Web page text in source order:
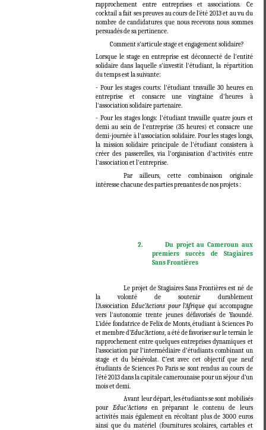
rapprochement entre entreprises et associations. Ce
cocktail a fait ses preuves au cours de l’été 2013 et au vu du
nombre de candidatures que nous recevons nous sommes
persuadés de sa pertinence.
Comment s'articule stage et engagement solidaire?
Lorsque le stage en entreprise est déconnecté de l'entité
solidaire dans laquelle s'investit l'étudiant, la répartition
du temps est la suivante:
- Pour les stages courts: l'étudiant travaille 30 heures en
entreprise et consacre une vingtaine d'heures à
l'association solidaire partenaire.
- Pour les stages longs: l'étudiant travaille quatre jours et
demi au sein de l'entreprise (35 heures) et consacre une
demi-journée à l'association solidaire. Pour les stages longs,
la mission solidaire principale de l'étudiant consistera à
créer des passerelles, via l'organisation d'activités entre
l'association et l'entreprise.
Par ailleurs, cette combinaison originale
intéresse chacune des parties prenantes de nos projets :
2.
Du projet au Cameroun aux
premiers succès de Stagiaires
Sans Frontières
Le projet de Stagiaires Sans Frontières est né de
la volonté de soutenir durablement
l’Association Educ’Actions pour l’Afrique qui accompagne
vers l'autonomie trente jeunes défavorisés de Yaoundé.
L’idée fondatrice de Felix de Monts, étudiant à Sciences Po
et membre d’Educ’Actions , a été de favoriser sur le terrain le
rapprochement entre quelques entreprises dynamiques et
l’association par l'intermédiaire d'étudiants combinant un
stage et du bénévolat. C’est avec cet objectif que neuf
étudiants de Sciences Po Paris se sont rendus au cours de
l’été 2013 dans la capitale camerounaise pour un séjour d’un
mois et demi.
Avant leur départ, les étudiants se sont mobilisés
pour Educ'Actionsen préparant le contenu de leurs
activités mais également en récoltant plus de 3000 euros
ainsi que du matériel (fournitures scolaires, cartables et